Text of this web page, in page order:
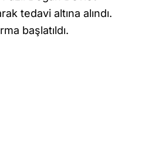
tedavi altına alındı.
başlatıldı.